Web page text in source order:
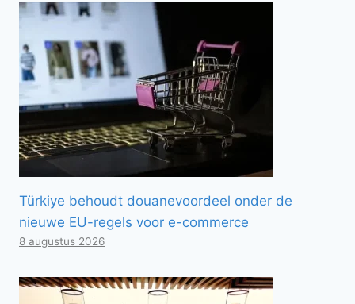
Türkiye behoudt douanevoordeel onder de
nieuwe EU-regels voor e-commerce
8 augustus 2026